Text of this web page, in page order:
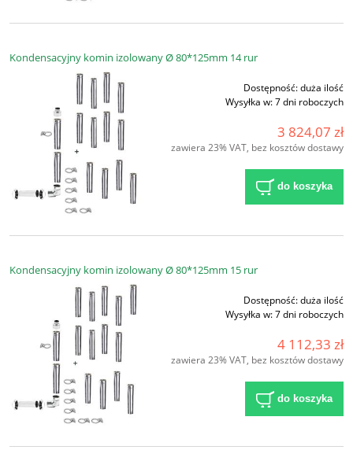
Kondensacyjny komin izolowany Ø 80*125mm 14 rur
Dostępność:duża ilość
Wysyłka w:7 dni roboczych
3 824,07 zł
zawiera 23% VAT, bez kosztów dostawy
do koszyka
Kondensacyjny komin izolowany Ø 80*125mm 15 rur
Dostępność:duża ilość
Wysyłka w:7 dni roboczych
4 112,33 zł
zawiera 23% VAT, bez kosztów dostawy
do koszyka